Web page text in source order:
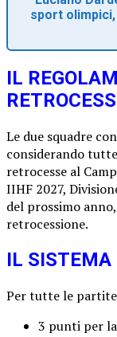
sport
IL
Le due squadre
considerando
retrocesse al
IIHF 2027,
del prossimo
retrocessione.
IL SISTEMA
Per tutte le partite
3 punti per